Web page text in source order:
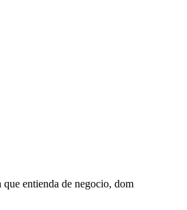
entienda de negocio, dom